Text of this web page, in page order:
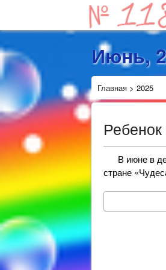
Июнь,
Главная > 2025
В июне в
стране